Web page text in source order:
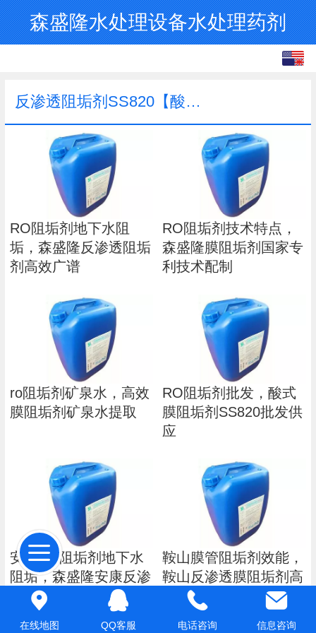
森盛隆水处理设备水处理药剂
繁体
反渗透阻垢剂SS820【酸式】
RO阻垢剂地下水阻
垢，森盛隆反渗透阻垢
剂高效广谱
RO阻垢剂技术特点，
森盛隆膜阻垢剂国家专
利技术配制
ro阻垢剂矿泉水，高效
膜阻垢剂矿泉水提取
RO阻垢剂批发，酸式
膜阻垢剂SS820批发供
应
安康RO阻垢剂地下水
阻垢，森盛隆安康反渗
透阻垢剂高效
鞍山膜管阻垢剂效能，
鞍山反渗透膜阻垢剂高
效用量少
在线地图 QQ客服 电话咨询 信息咨询